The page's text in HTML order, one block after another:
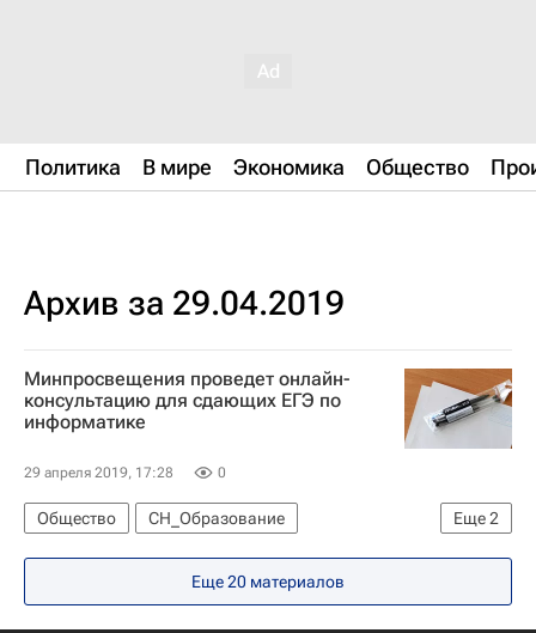
Политика В мире Экономика Общество
Архив за 29.04.2019
Минпросвещения проведет онлайн-
консультацию для сдающих ЕГЭ по
информатике
29 апреля 2019, 17:28 0
Еще2
Общество
СН_Образование
Навигатор абитуриента
Еще 20 материалов